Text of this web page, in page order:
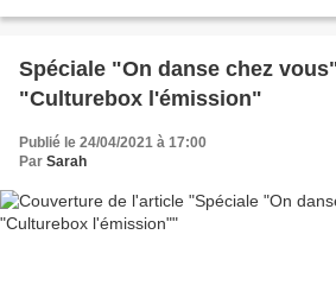
Spéciale "On danse chez
"Culturebox l'émission"
Publié le 24/04/2021 à 17:00
Par Sarah